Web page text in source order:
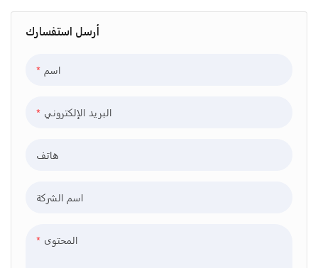
أرسل استفسارك
اسم
البريد الإلكتروني
هاتف
اسم الشركة
المحتوى
94
Project / Acrylic